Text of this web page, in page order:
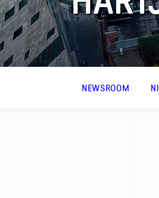
FAQ
NEWSROOM